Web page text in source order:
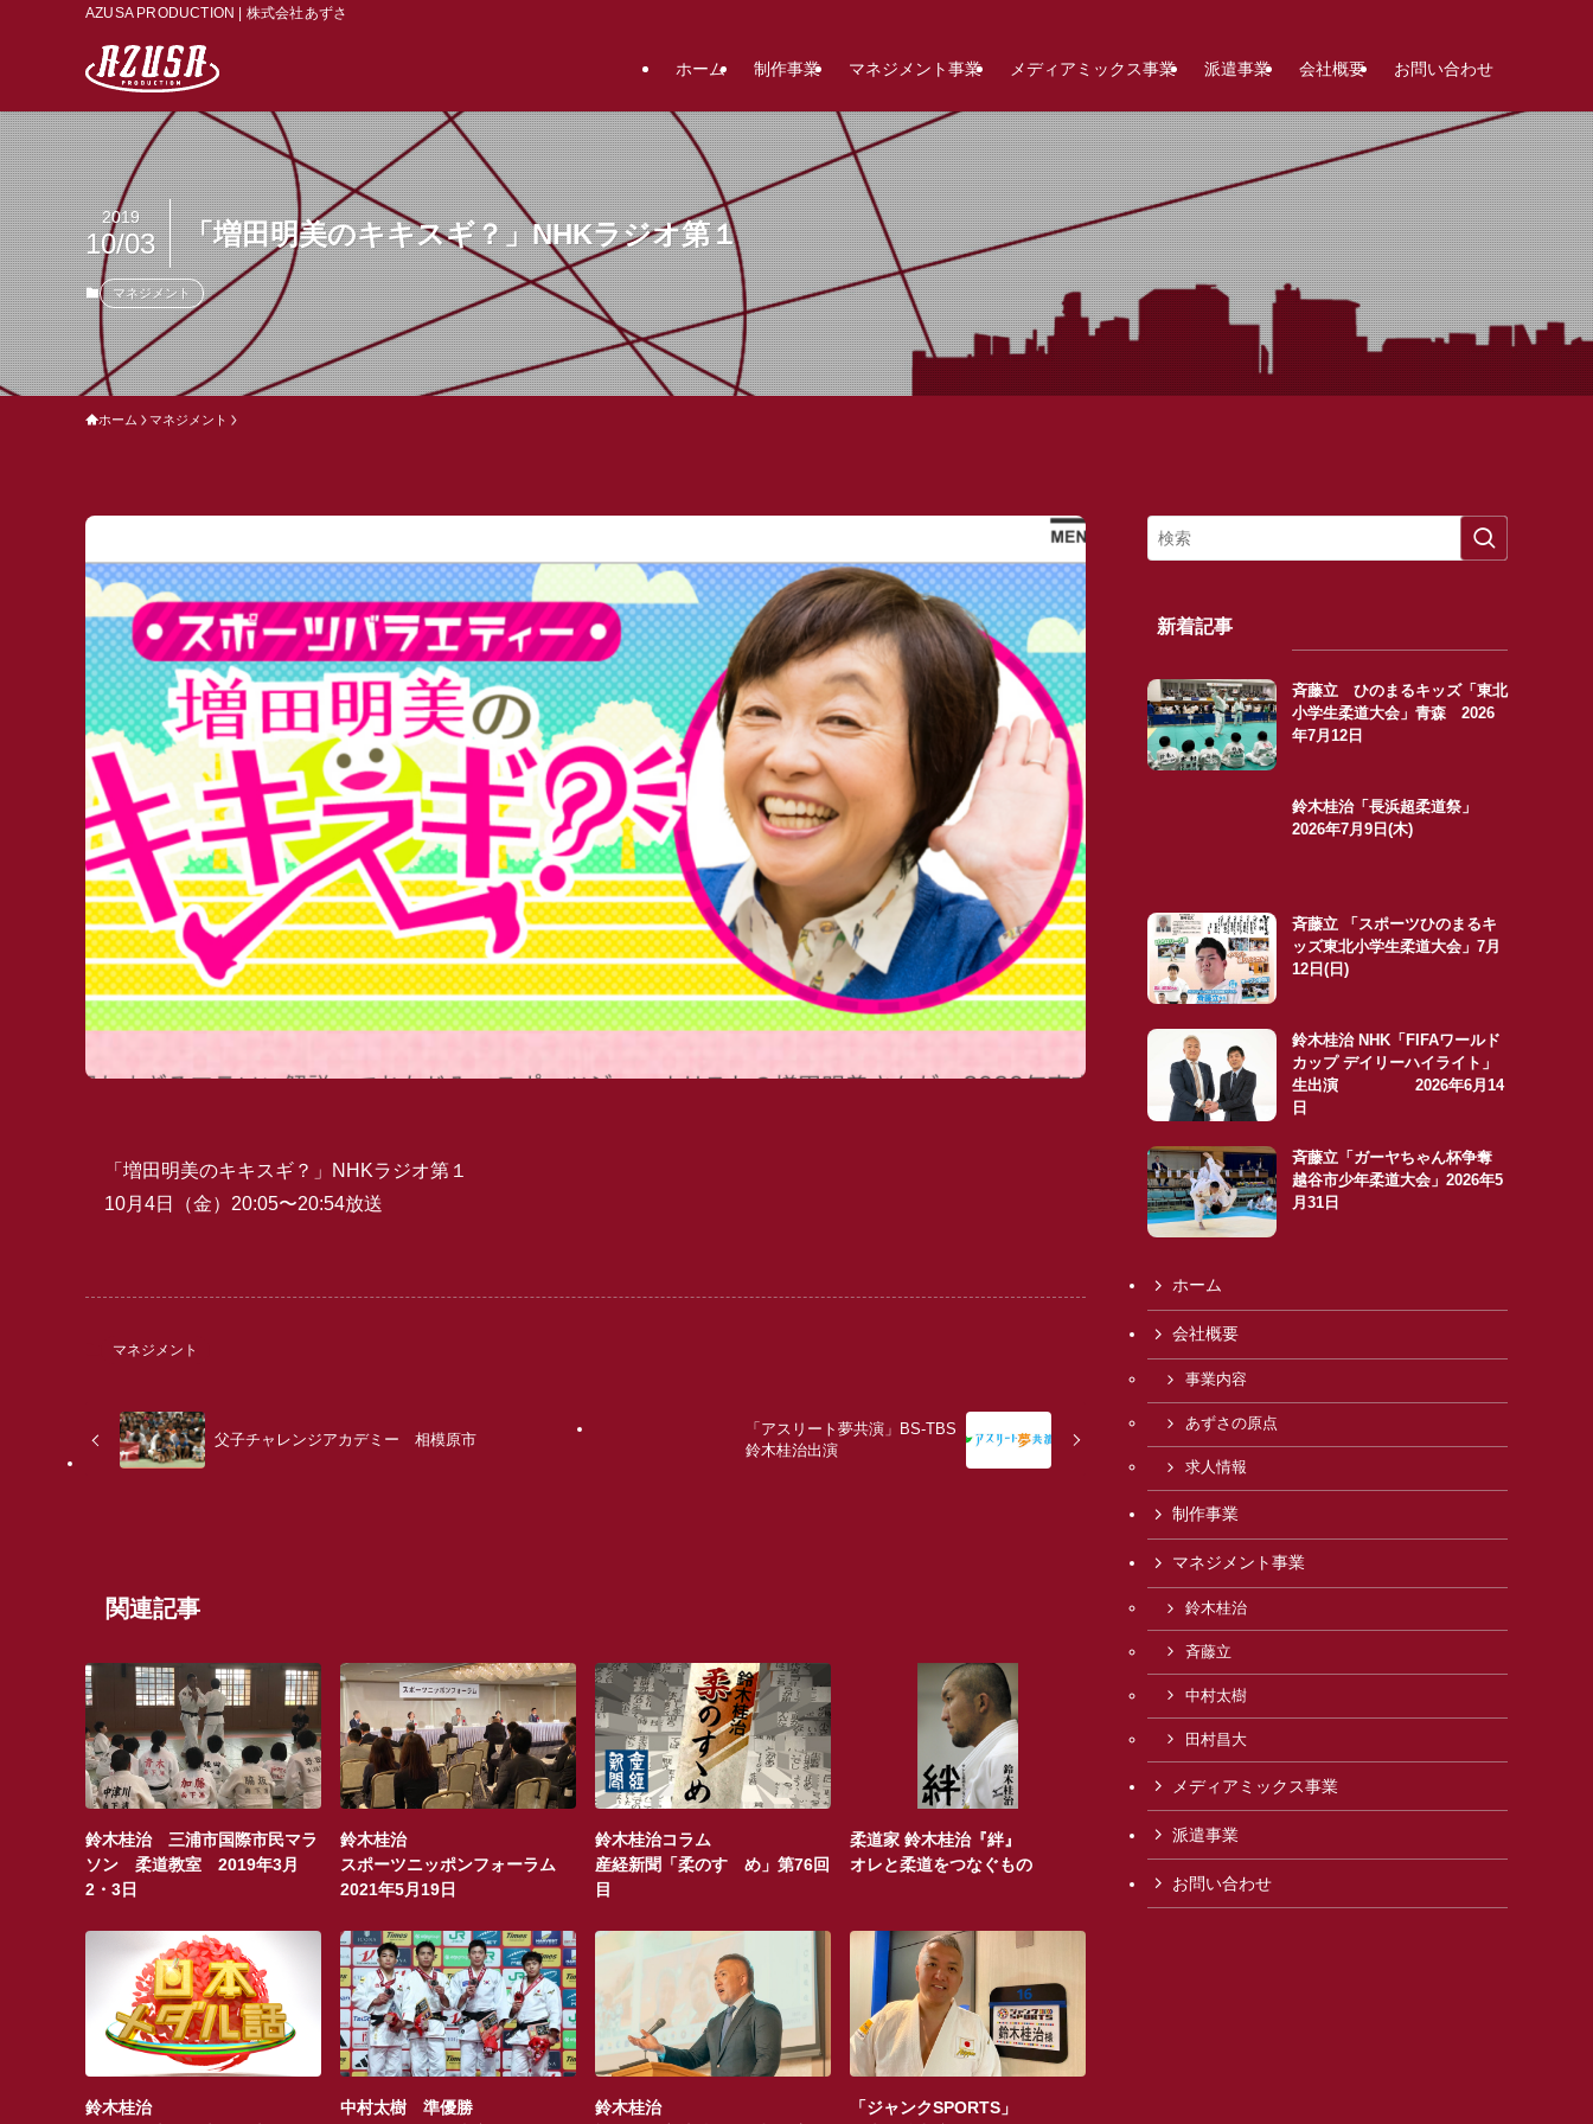
AZUSA PRODUCTION | 株式会社あずさ
ホーム 制作事業 マネジメント事業 メディアミックス事業 派遣事業 会社概要 お問い合わせ
「増田明美のキキスギ？」NHKラジオ第１
2019
10/03
マネジメント
ホーム マネジメント
「増田明美のキキスギ？」NHKラジオ第１
10月4日（金）20:05〜20:54放送
マネジメント
父子チャレンジアカデミー 相模原市
「アスリート夢共演」BS-TBS
鈴木桂治出演
関連記事
鈴木桂治 三浦市国際市民マラ
ソン 柔道教室 2019年3月
2・3日
鈴木桂治
スポーツニッポンフォーラム
2021年5月19日
鈴木桂治コラム
産経新聞「柔のすゝめ」第76回
目
柔道家 鈴木桂治『絆』
オレと柔道をつなぐもの
鈴木桂治
中村太樹 準優勝
鈴木桂治
「ジャンクSPORTS」
新着記事
斉藤立 ひのまるキッズ「東北
小学生柔道大会」青森 2026
年7月12日
鈴木桂治「長浜超柔道祭」
2026年7月9日(木)
斉藤立 「スポーツひのまるキ
ッズ東北小学生柔道大会」7月
12日(日)
鈴木桂治 NHK「FIFAワールド
カップ デイリーハイライト」
生出演 2026年6月14
日
斉藤立「ガーヤちゃん杯争奪
越谷市少年柔道大会」2026年5
月31日
ホーム
会社概要
事業内容
あずさの原点
求人情報
制作事業
マネジメント事業
鈴木桂治
斉藤立
中村太樹
田村昌大
メディアミックス事業
派遣事業
お問い合わせ